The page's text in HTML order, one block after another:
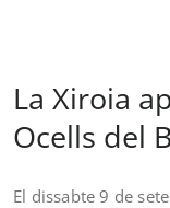
La Xiroia
Ocells del
El dissabte 9 de